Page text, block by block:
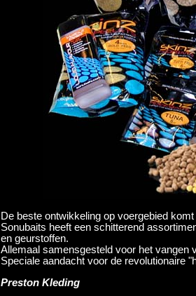
De beste ontwikkeling op voergebied
Sonubaits heeft een schitterend
en geurstoffen.
Allemaal samensgesteld voor het vangen
Speciale aandacht voor de revolutionaire
Preston Kleding